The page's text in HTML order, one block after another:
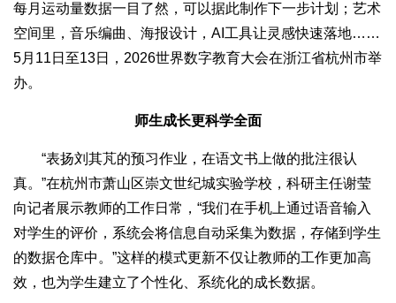
每月运动量数据一目了然，可以据此制作下一步计划；艺术
空间里，音乐编曲、海报设计，AI工具让灵感快速落地……
5月11日至13日，2026世界数字教育大会在浙江省杭州市举
办。
师生成长更科学全面
“表扬刘其芃的预习作业，在语文书上做的批注很认
真。”在杭州市萧山区崇文世纪城实验学校，科研主任谢莹
向记者展示教师的工作日常，“我们在手机上通过语音输入
对学生的评价，系统会将信息自动采集为数据，存储到学生
的数据仓库中。”这样的模式更新不仅让教师的工作更加高
效，也为学生建立了个性化、系统化的成长数据。